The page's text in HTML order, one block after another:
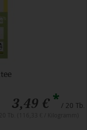
3,49 €* / 20 Tb.